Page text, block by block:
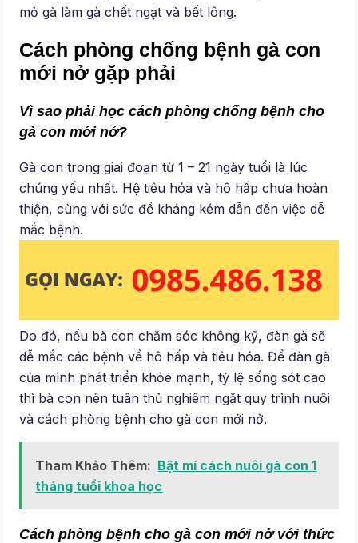
mỏ gà làm gà chết ngạt và bết lông.
Cách phòng chống bệnh gà con
mới nở gặp phải
Vì sao phải học cách phòng chống bệnh cho
gà con mới nở?
Gà con trong giai đoạn từ 1 – 21 ngày tuổi là lúc
chúng yếu nhất. Hệ tiêu hóa và hô hấp chưa hoàn
thiện, cùng với sức đề kháng kém dẫn đến việc dễ
mắc bệnh.
Do đó, nếu bà con chăm sóc không kỹ, đàn gà sẽ
dễ mắc các bệnh về hô hấp và tiêu hóa. Để đàn gà
của mình phát triển khỏe mạnh, tỷ lệ sống sót cao
thì bà con nên tuân thủ nghiêm ngặt quy trình nuôi
và cách phòng bệnh cho gà con mới nở.
Tham Khảo Thêm: Bật mí cách nuôi gà con 1
tháng tuổi khoa học
Cách phòng bệnh cho gà con mới nở với thức